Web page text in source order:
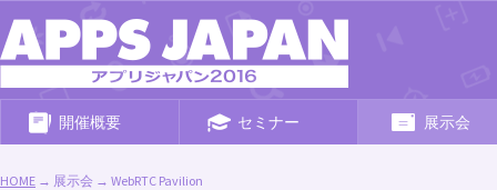
開催概要 セミナー 展示会
HOME → 展示会 → WebRTC Pavilion